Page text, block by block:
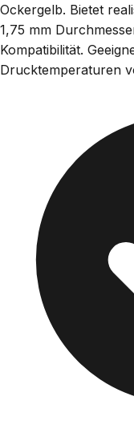
Ockergelb. Bietet
1,75 mm
Kompatibilität.
Drucktemperaturen